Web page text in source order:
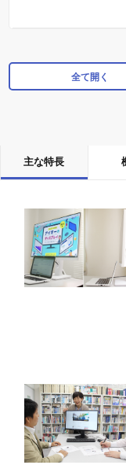
全て開く
主な特長